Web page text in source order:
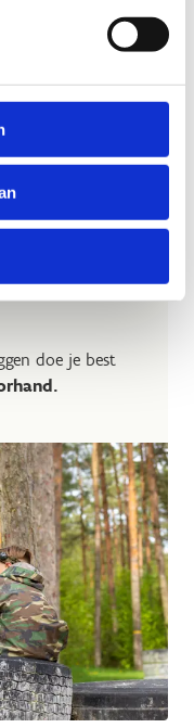
mét
14 kids.
kinderen? Dan
komt met 10
doe je best